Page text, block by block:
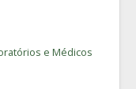
e Médicos